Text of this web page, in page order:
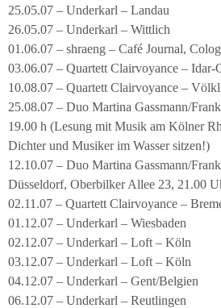
25.05.07 – Underkarl – Landau
26.05.07 – Underkarl – Wittlich
01.06.07 – shraeng – Café Journal,
03.06.07 – Quartett Clairvoyance – Idar-
10.08.07 – Quartett Clairvoyance –
25.08.07 – Duo Martina Gassmann/
19.00 h (Lesung mit Musik am Kölner
Dichter und Musiker im Wasser sitzen!)
12.10.07 – Duo Martina Gassmann/
Düsseldorf, Oberbilker Allee 23, 21.00
02.11.07 – Quartett Clairvoyance –
01.12.07 – Underkarl – Wiesbaden
02.12.07 – Underkarl – Loft – Köln
03.12.07 – Underkarl – Loft – Köln
04.12.07 – Underkarl – Gent/Belgien
06.12.07 – Underkarl – Reutlingen